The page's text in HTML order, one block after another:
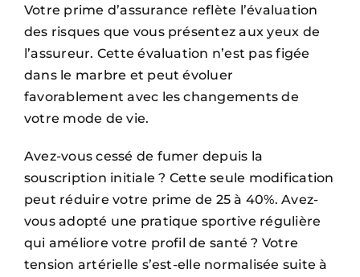
Votre prime d’assurance reflète l’évaluation
des risques que vous présentez aux yeux de
l’assureur. Cette évaluation n’est pas figée
dans le marbre et peut évoluer
favorablement avec les changements de
votre mode de vie.
Avez-vous cessé de fumer depuis la
souscription initiale ? Cette seule modification
peut réduire votre prime de 25 à 40%. Avez-
vous adopté une pratique sportive régulière
qui améliore votre profil de santé ? Votre
tension artérielle s’est-elle normalisée suite à